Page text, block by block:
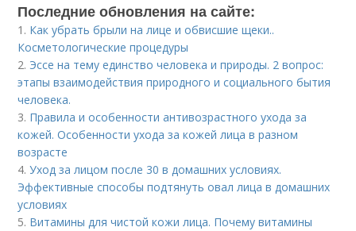
Последние обновления на сайте:
1. Как убрать брыли на лице и обвисшие щеки..
Косметологические процедуры
2. Эссе на тему единство человека и природы. 2 вопрос:
этапы взаимодействия природного и социального бытия
человека.
3. Правила и особенности антивозрастного ухода за
кожей. Особенности ухода за кожей лица в разном
возрасте
4.Уход за лицом после 30 в домашних условиях.
Эффективные способы подтянуть овал лица в домашних
условиях
5. Витамины для чистой кожи лица. Почему витамины